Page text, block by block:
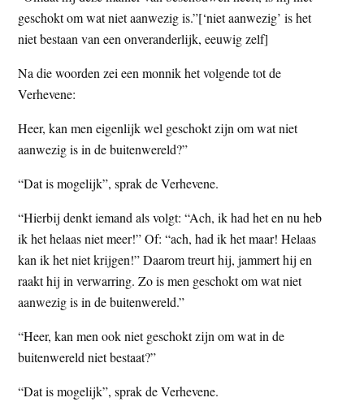
geschokt om wat niet aanwezig is.”[‘niet aanwezig’ is het
niet bestaan van een onveranderlijk, eeuwig zelf]
Na die woorden zei een monnik het volgende tot de
Verhevene:
Heer, kan men eigenlijk wel geschokt zijn om wat niet
aanwezig is in de buitenwereld?”
“Dat is mogelijk”, sprak de Verhevene.
“Hierbij denkt iemand als volgt: “Ach, ik had het en nu heb
ik het helaas niet meer!” Of: “ach, had ik het maar! Helaas
kan ik het niet krijgen!” Daarom treurt hij, jammert hij en
raakt hij in verwarring. Zo is men geschokt om wat niet
aanwezig is in de buitenwereld.”
“Heer, kan men ook niet geschokt zijn om wat in de
buitenwereld niet bestaat?”
“Dat is mogelijk”, sprak de Verhevene.